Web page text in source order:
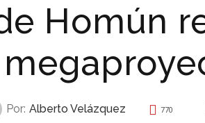
Homún
Por: Alberto Velázquez 770